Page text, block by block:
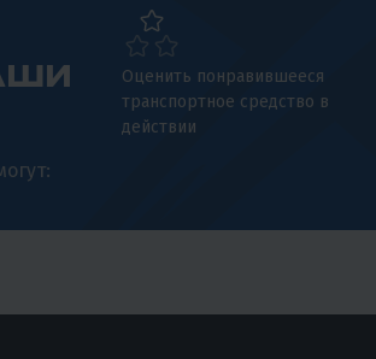
Оценить понравившееся
транспортное средство в
действии